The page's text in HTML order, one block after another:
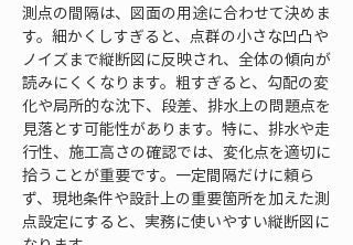
測点の間隔は、図面の用途に合わせて決めま
す。細かくしすぎると、点群の小さな凹凸や
ノイズまで縦断図に反映され、全体の傾向が
読みにくくなります。粗すぎると、勾配の変
化や局所的な沈下、段差、排水上の問題点を
見落とす可能性があります。特に、排水や走
行性、施工高さの確認では、変化点を適切に
拾うことが重要です。一定間隔だけに頼ら
ず、現地条件や設計上の重要箇所を加えた測
点設定にすると、実務に使いやすい縦断図に